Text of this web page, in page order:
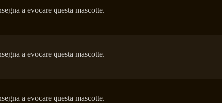
a evocare questa mascotte.
a evocare questa mascotte.
a evocare questa mascotte.